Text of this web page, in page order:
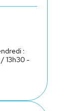
:
13h30 -